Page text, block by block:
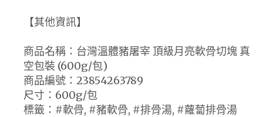
【其他資訊】
商品名稱：台灣溫體豬屠宰 頂級月亮軟骨切塊 真
空包裝 (600g/包)
商品編號：23854263789
尺寸：600g/包
標籤：#軟骨, #豬軟骨, #排骨湯, #蘿蔔排骨湯